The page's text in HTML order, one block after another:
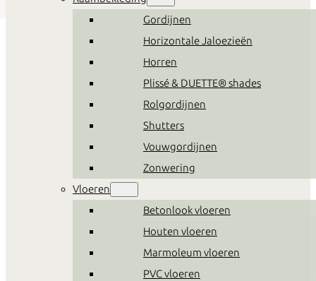
Gordijnen
Horizontale Jaloezieën
Horren
Plissé & DUETTE® shades
Rolgordijnen
Shutters
Vouwgordijnen
Zonwering
Vloeren
Betonlook vloeren
Houten vloeren
Marmoleum vloeren
PVC vloeren